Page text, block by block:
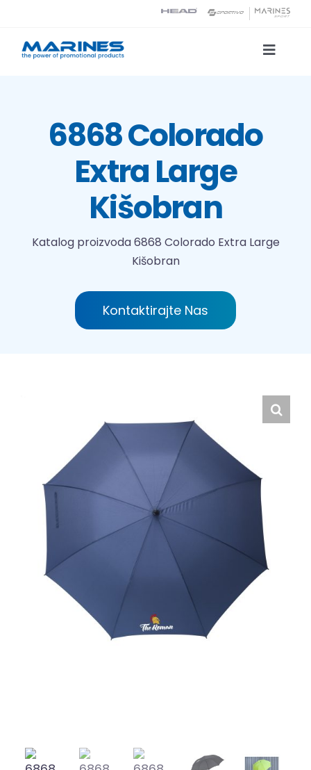
content
Toggle
Tehnologije tiska
6868 Colorado
Extra Large
Kišobran
Katalog proizvoda6868 Colorado Extra Large
Kišobran
Kontaktirajte Nas